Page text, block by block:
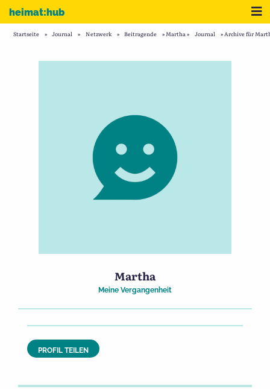
Zum Inhalt
heimat:hub
Startseite » Journal » Netzwerk » Beitragende »Martha» Journal »Archive für
Martha
Meine Vergangenheit
PROFIL TEILEN